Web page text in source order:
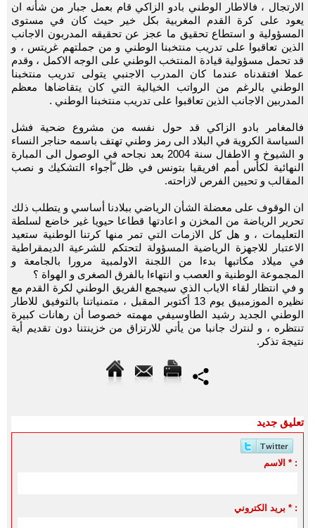
الارتجال ، فالاطار الوطني بادو الزاكي قام بعمل جبار من شأنه ان
يعود على كرة القدم المغربية بكل خير حيث كان في مستوى
المسؤولية و استطاع تحقيق ما عجز عن تحقيقه المدربون الاجانب
الذين تعاقبوا على تدريب منتخبنا الوطني و من جملتهم غريتس ، و
قد تحمل مسؤولية قيادة المنتخب الوطني على الوجه الاكمل ، وقدم
عملا افتقدناه عندما كان المدرب الاجنبي يتولى تدريب منتخبنا
الوطني بالرغم من الرواتب الخيالية التي كان يتقاضاها معظم
المدربين الاجانب الذين تعاقبوا على تدريب منتخبنا الوطني .
فالمغامر بادو الزاكي قد حول نفسه من مشروع ضحية فشل
السياسة الكروية في البلاد الى رمز وطني تهتف باسمه حناجر النساء
و الشيوخ و الاطفال سنة 2004 بعد نجاحه في الوصول الى المبارة
النهائية لكأس أمم افريقيا بتونس في ظل ّأجواء التشكيك و نصب
المقالب و تحيين الفرص لازاحته.
ان الوقوف على معضلة الشأن الرياضي ببلادنا أساسي و يتطلب ذلك
تحرير الرياضة من المخزن و اعادتها قطاعا حيويا غير خاضع لسلطة
التعليمات ، و هل كل الازمات التي تمر منها كرتنا الوطنية ستعيد
الاعتبار للاجهزة الرياضية المسؤولة لتحتكم للشرعية الديمقراطية
في ميلاد مكاتبها بدءا من اللجنة الاولمبية مرورا بالجامعة و
المجموعة الوطنية و العصب و انتهاءا بالفرق الصغرى و الهواة ؟
و في انتظار لقاء الاياب الذي سيجمع الفريق الوطني لكرة القدم مع
نظيره الموزمبيق يوم 13 أكتوبر المقبل ، متمنياتنا بالتوفيق للاطار
الوطني الجديد رشيد الطاوسيفي مهمته خصوصا أن رهانات كبيرة
تنتظره ، و لنترك جانبا من يأتي للارتزاق من خزينتنا دون تقديم أية
نتيجة تذكر.
تعليق جديد
الاسم * :
بريد الكتروني * :